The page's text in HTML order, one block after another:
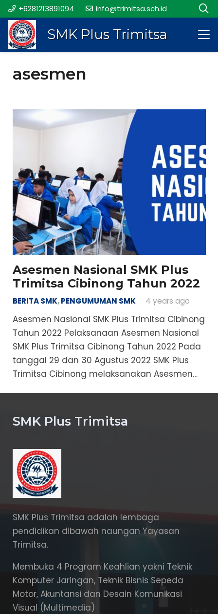
+6281213891094 info@trimitsa.sch.id
SMK Plus Trimitsa
asesmen
Asesmen Nasional SMK Plus
Trimitsa Cibinong Tahun 2022
BERITA SMK,PENGUMUMAN SMK 4 years ago
Asesmen Nasional SMK Plus Trimitsa Cibinong
Tahun 2022 Pelaksanaan Asesmen Nasional
SMK Plus Trimitsa Cibinong Tahun 2022 Pada
tanggal 29 dan 30 Agustus 2022 SMK Plus
Trimitsa Cibinong melaksanakan Asesmen…
SMK Plus Trimitsa
SMK Plus Trimitsa adalah lembaga
pendidikan dibawah naungan Yayasan
Trimitsa.
Membuka 4 Program Keahlian yakni Teknik
Komputer Jaringan, Teknik Bisnis Sepeda
Motor, Akuntansi dan Desain Komunikasi
Visual (Multimedia)